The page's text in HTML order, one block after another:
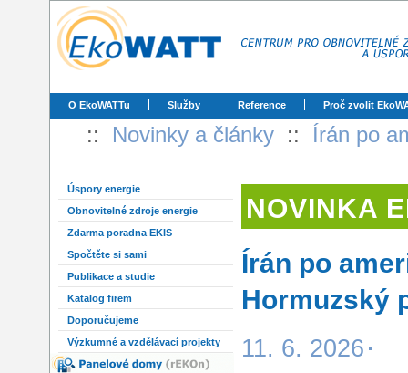
O EkoWATTu Služby Reference Proč zvolit
:: Novinky a články :: Írán po
Úspory energie
Obnovitelné zdroje energie
Zdarma poradna EKIS
Spočtěte si sami
Publikace a studie
Katalog firem
Doporučujeme
Výzkumné a vzdělávací projekty
NOVINKA
Írán po
Hormuzský
11. 6. 2026